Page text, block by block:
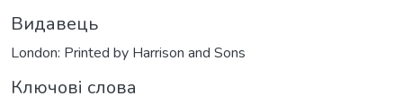
Видавець
London: Printed by Harrison and Sons
Ключові слова